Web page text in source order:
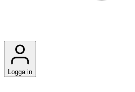
Logga in